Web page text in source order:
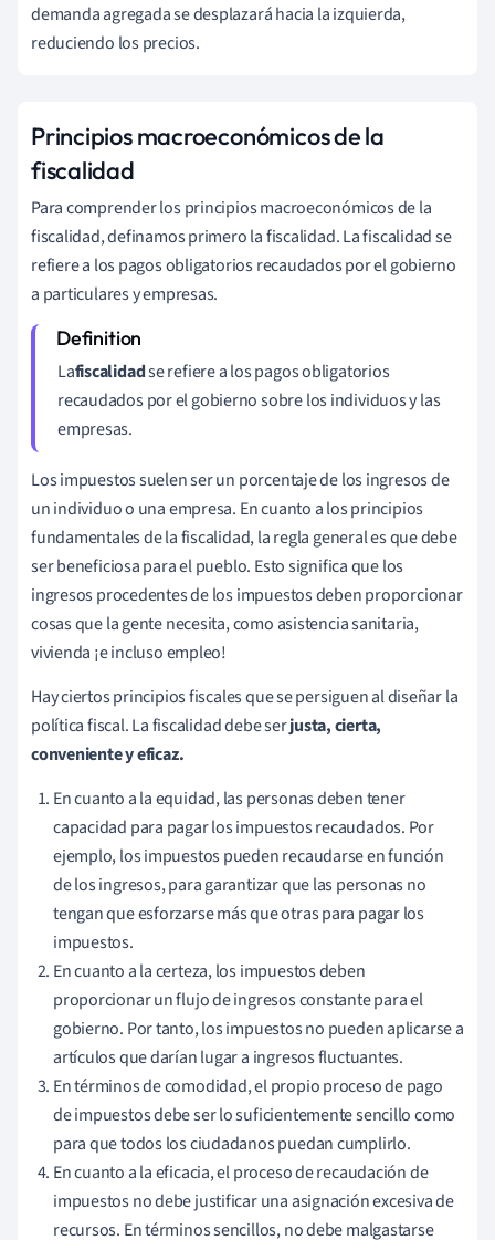
demanda agregada se desplazará hacia la izquierda,
reduciendo los precios.
Principios macroeconómicos de la
fiscalidad
Para comprender los principios macroeconómicos de la
fiscalidad, definamos primero la fiscalidad. La fiscalidad se
refiere a los pagos obligatorios recaudados por el gobierno
a particulares y empresas.
Lafiscalidadse refiere a los pagos obligatorios
recaudados por el gobierno sobre los individuos y las
empresas.
Los impuestos suelen ser un porcentaje de los ingresos de
un individuo o una empresa. En cuanto a los principios
fundamentales de la fiscalidad, la regla general es que debe
ser beneficiosa para el pueblo. Esto significa que los
ingresos procedentes de los impuestos deben proporcionar
cosas que la gente necesita, como asistencia sanitaria,
vivienda ¡e incluso empleo!
Hay ciertos principios fiscales que se persiguen al diseñar la
política fiscal. La fiscalidad debe serjusta, cierta,
conveniente y eficaz.
En cuanto a la equidad, las personas deben tener
capacidad para pagar los impuestos recaudados. Por
ejemplo, los impuestos pueden recaudarse en función
de los ingresos, para garantizar que las personas no
tengan que esforzarse más que otras para pagar los
impuestos.
En cuanto a la certeza, los impuestos deben
proporcionar un flujo de ingresos constante para el
gobierno. Por tanto, los impuestos no pueden aplicarse a
artículos que darían lugar a ingresos fluctuantes.
En términos de comodidad, el propio proceso de pago
de impuestos debe ser lo suficientemente sencillo como
para que todos los ciudadanos puedan cumplirlo.
En cuanto a la eficacia, el proceso de recaudación de
impuestos no debe justificar una asignación excesiva de
recursos. En términos sencillos, no debe malgastarse